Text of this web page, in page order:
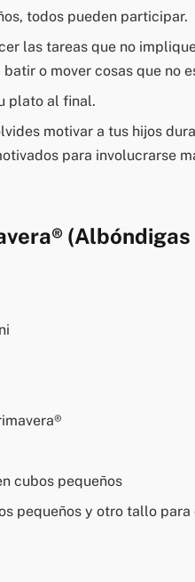
todos pueden participar.
las tareas que no
o mover cosas que no
plato al final.
motivar a tus hijos
para involucrarse
cubos pequeños
pequeños y otro tallo para